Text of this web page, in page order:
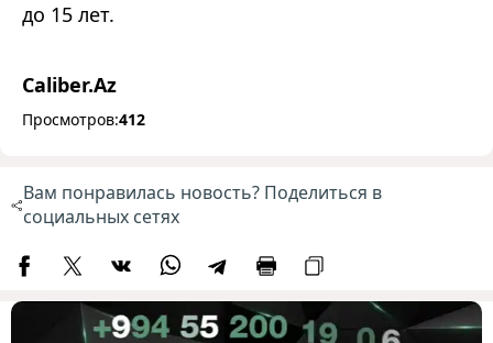
до 15 лет.
Caliber.Az
Просмотров:412
Вам понравилась новость? Поделиться в
социальных сетях